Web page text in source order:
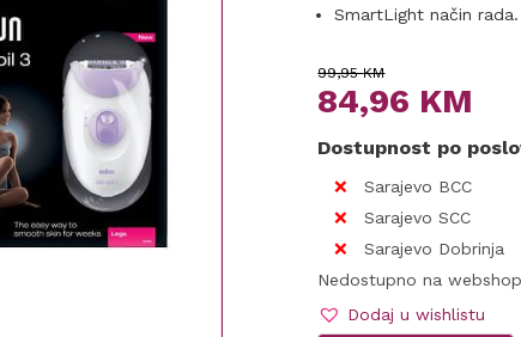
SmartLight način rada.
99,95KM
Original
price
was:
99,95 KM.
84,96 KM
Current
price
is:
84,96 KM.
Dostupnost po
Sarajevo BCC
Sarajevo SCC
Sarajevo Dobrinja
Nedostupno na
Dodaj u wishlistu